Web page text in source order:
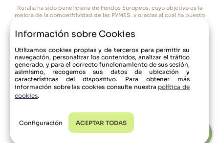
Casas Rurales
Promociones
Blog
Contacto
Acceso
Ruralia ha sido beneficiaria de Fondos Europeos, cuyo objetivo es la
mejora de la competitividad de las PYMES, y gracias al cual ha puesto
digitalización y la competitividad de las pymes durante el año 2025.
Para ello ha contado con el apoyo del Programa Pyme Digital de la
© 2017-24 Ruralia
Condiciones de uso Aviso Legal
Información sobre Cookies
Utilizamos cookies propias y de terceros para permitir su
navegación, personalizar los contenidos, analizar el tráfico
generado, y para el correcto funcionamiento de sus sesión,
asimismo, recogemos sus datos de ubicación y
características del dispositivo. Para obtener más
información sobre las cookies consulte nuestra política de
cookies.
Configuración ACEPTAR TODAS